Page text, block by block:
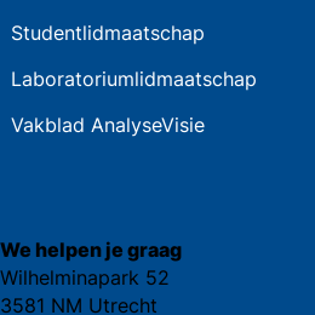
Studentlidmaatschap
Laboratoriumlidmaatschap
Vakblad AnalyseVisie
We helpen je graag
Wilhelminapark 52
3581 NM Utrecht